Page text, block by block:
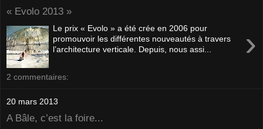
« Evolo 2013 »
›
Le prix « Evolo » a été crée en 2006 pour
promouvoir les différentes nouveautés à travers
l’architecture verticale. Depuis, nous assi...
2 commentaires:
20 mars 2013
A Bâle, c’est la foire...